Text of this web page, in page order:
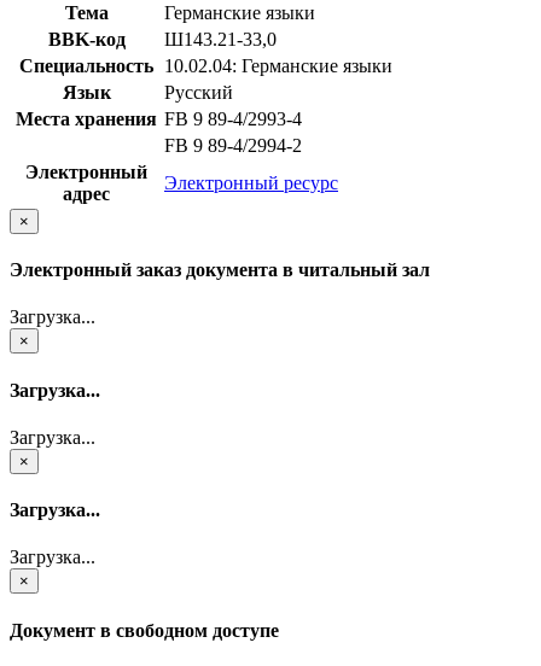
Тема
Германские языки
BBK-код
Ш143.21-33,0
Специальность 10.02.04: Германские языки
Язык
Русский
Места хранения FB 9 89-4/2993-4
FB 9 89-4/2994-2
Электронный
адрес
Электронный ресурс
×
Электронный заказ документа в читальный зал
Загрузка...
×
Загрузка...
Загрузка...
×
Загрузка...
Загрузка...
×
Документ в свободном доступе